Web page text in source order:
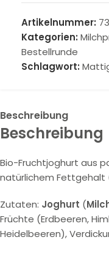
Artikelnummer:
Kategorien:
Bestellrunde
Schlagwort:
Beschreibung
Beschreibung
Bio-Fruchtjoghurt aus
natürlichem Fettgehalt
Zutaten: Joghurt (
Früchte (Erdbeeren,
Heidelbeeren),